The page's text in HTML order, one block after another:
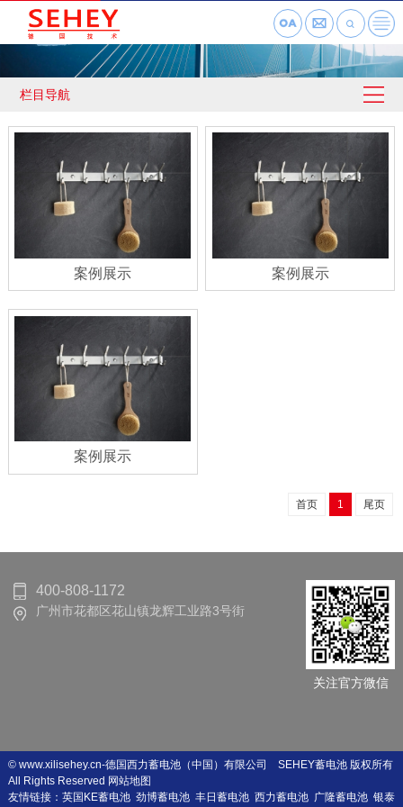
栏目导航
案例展示 案例展示
案例展示
首页 1 尾页
400-808-1172
广州市花都区花山镇龙辉工业路3号街
关注官方微信
© www.xilisehey.cn-德国西力蓄电池（中国）有限公司 SEHEY蓄电池 版权所有
All Rights Reserved 网站地图
友情链接： 英国KE蓄电池 劲博蓄电池 丰日蓄电池 西力蓄电池 广隆蓄电池 银泰